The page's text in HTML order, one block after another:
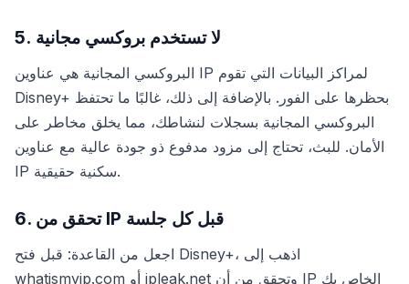
5. لا تستخدم بروكسي مجانية
البروكسي المجانية هي عناوين IP لمراكز البيانات التي تقوم
Disney+ بحظرها على الفور. بالإضافة إلى ذلك، غالبًا ما تحتفظ
البروكسي المجانية بسجلات لنشاطك، مما يخلق مخاطر على
الأمان. للبث، تحتاج إلى مزود مدفوع ذو جودة عالية مع عناوين
IP سكنية حقيقية.
6. تحقق من IP قبل كل جلسة
اجعل من القاعدة: قبل فتح Disney+، اذهب إلى
whatismyip.com أو ipleak.net وتحقق من أن IP الخاص بك